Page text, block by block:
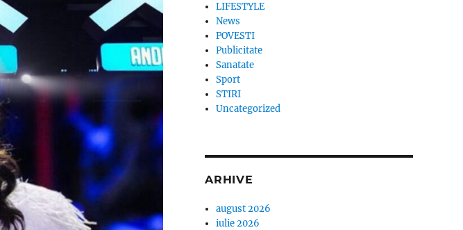
LIFESTYLE
News
POVESTI
Publicitate
Sanatate
Sport
STIRI
Uncategorized
ARHIVE
august 2026
iulie 2026